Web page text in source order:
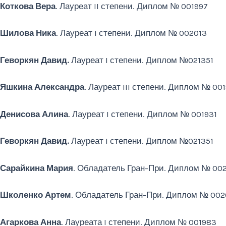
Коткова Вера. Лауреат II степени. Диплом № 001997
Шилова Ника. Лауреат I степени. Диплом № 002013
Геворкян Давид. Лауреат I степени. Диплом №021351
Яшкина Александра. Лауреат III степени. Диплом №
Денисова Алина. Лауреат I степени. Диплом № 001931
Геворкян Давид. Лауреат I степени. Диплом №021351
Сарайкина Мария. Обладатель Гран-При. Диплом №
Школенко Артем. Обладатель Гран-При. Диплом №
Агаркова Анна. Лауреата I степени. Диплом № 001983